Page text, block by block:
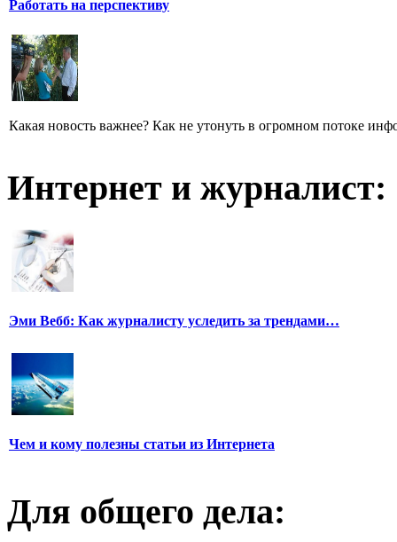
Работать на перспективу
Какая новость важнее? Как не утонуть в огромном потоке
Интернет и журналист:
Эми Вебб: Как журналисту уследить за трендами…
Чем и кому полезны статьи из Интернета
Для общего дела: